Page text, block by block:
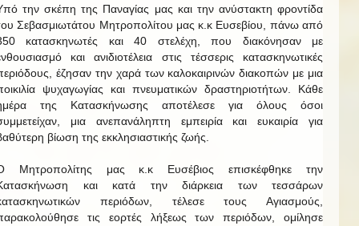
την σκέπη της Παναγίας μας και την ανύστακτη φροντίδα
Σεβασμιωτάτου Μητροπολίτου μας κ.κ Ευσεβίου, πάνω από
κατασκηνωτές και 40 στελέχη, που διακόνησαν με
και ανιδιοτέλεια στις τέσσερις κατασκηνωτικές
έζησαν την χαρά των καλοκαιρινών διακοπών με μια
ψυχαγωγίας και πνευματικών δραστηριοτήτων. Κάθε
της Κατασκήνωσης αποτέλεσε για όλους όσοι
μια ανεπανάληπτη εμπειρία και ευκαιρία για
βίωση της εκκλησιαστικής ζωής.
Μητροπολίτης μας κ.κ Ευσέβιος επισκέφθηκε την
και κατά την διάρκεια των τεσσάρων
περιόδων, τέλεσε τους Αγιασμούς,
τις εορτές λήξεως των περιόδων, ομίλησε